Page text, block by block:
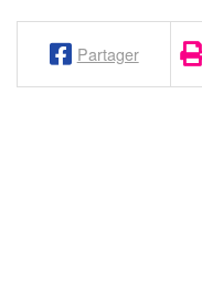
Partager